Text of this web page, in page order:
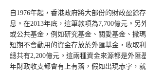
自1976年起，香港政府將大部份的財政盈餘
息。在2013年底，這筆款項為7,700億元。另
或公共基金，例如研究基金、關愛基金、撒
短期不會動用的資金存放於外匯基金，收取
總共有2,200億元。這兩種資金來源都是外匯
年財政收支都會有上有落，假如出現赤字，